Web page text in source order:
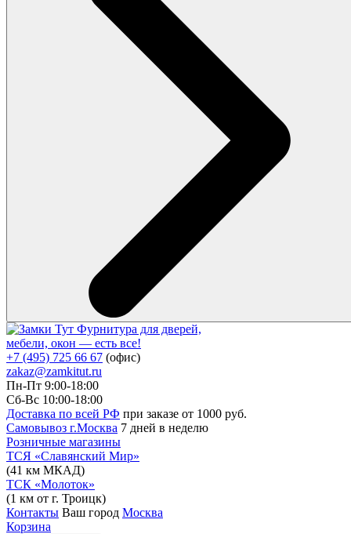
Фурнитура для дверей,
мебели, окон — есть все!
+7 (495) 725 66 67 (офис)
zakaz@zamkitut.ru
Пн-Пт 9:00-18:00
Сб-Вс 10:00-18:00
Доставка по всей РФ при заказе от 1000 руб.
Самовывоз г.Москва 7 дней в неделю
Розничные магазины
ТСЯ «Славянский Мир»
(41 км МКАД)
ТСК «Молоток»
(1 км от г. Троицк)
Контакты Ваш город Москва
Корзина